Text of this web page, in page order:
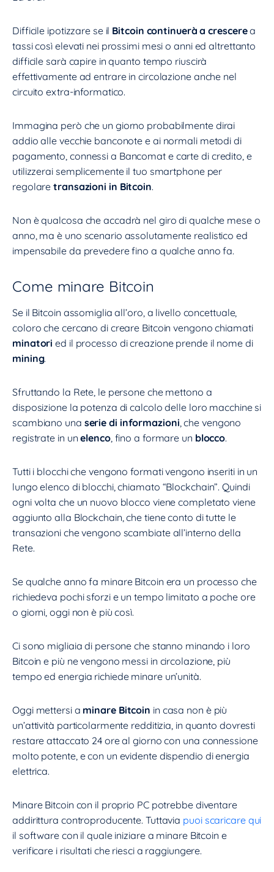
Difficile ipotizzare se il Bitcoin continuerà a crescerea
tassi così elevati nei prossimi mesi o anni ed altrettanto
difficile sarà capire in quanto tempo riuscirà
effettivamente ad entrare in circolazione anche nel
circuito extra-informatico.
Immagina però che un giorno probabilmente dirai
addio alle vecchie banconote e ai normali metodi di
pagamento, connessi a Bancomat e carte di credito, e
utilizzerai semplicemente il tuo smartphone per
regolare transazioni in Bitcoin.
Non è qualcosa che accadrà nel giro di qualche mese o
anno, ma è uno scenario assolutamente realistico ed
impensabile da prevedere fino a qualche anno fa.
Come minare Bitcoin
Se il Bitcoin assomiglia all’oro, a livello concettuale,
coloro che cercano di creare Bitcoin vengono chiamati
minatori ed il processo di creazione prende il nome di
mining.
Sfruttando la Rete, le persone che mettono a
disposizione la potenza di calcolo delle loro macchine si
scambiano una serie di informazioni, che vengono
registrate in un elenco, fino a formare un blocco.
Tutti i blocchi che vengono formati vengono inseriti in un
lungo elenco di blocchi, chiamato “Blockchain”. Quindi
ogni volta che un nuovo blocco viene completato viene
aggiunto alla Blockchain, che tiene conto di tutte le
transazioni che vengono scambiate all’interno della
Rete.
Se qualche anno fa minare Bitcoin era un processo che
richiedeva pochi sforzi e un tempo limitato a poche ore
o giorni, oggi non è più così.
Ci sono migliaia di persone che stanno minando i loro
Bitcoin e più ne vengono messi in circolazione, più
tempo ed energia richiede minare un’unità.
Oggi mettersi a minare Bitcoin in casa non è più
un’attività particolarmente redditizia, in quanto dovresti
restare attaccato 24 ore al giorno con una connessione
molto potente, e con un evidente dispendio di energia
elettrica.
Minare Bitcoin con il proprio PC potrebbe diventare
addirittura controproducente. Tuttavia puoi scaricare qui
il software con il quale iniziare a minare Bitcoin e
verificare i risultati che riesci a raggiungere.